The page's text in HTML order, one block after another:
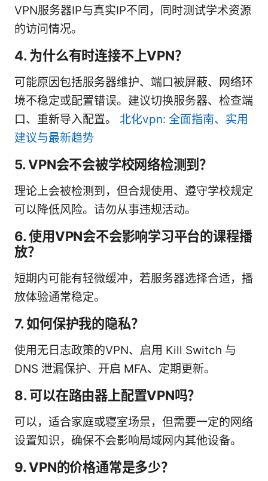
VPN服务器IP与真实IP不同，同时测试学术资源
的访问情况。
4. 为什么有时连接不上VPN？
可能原因包括服务器维护、端口被屏蔽、网络环
境不稳定或配置错误。建议切换服务器、检查端
口、重新导入配置。 北化vpn: 全面指南、实用
建议与最新趋势
5. VPN会不会被学校网络检测到？
理论上会被检测到，但合规使用、遵守学校规定
可以降低风险。请勿从事违规活动。
6. 使用VPN会不会影响学习平台的课程播
放？
短期内可能有轻微缓冲，若服务器选择合适，播
放体验通常稳定。
7. 如何保护我的隐私？
使用无日志政策的VPN、启用 Kill Switch 与
DNS 泄漏保护、开启 MFA、定期更新。
8. 可以在路由器上配置VPN吗？
可以，适合家庭或寝室场景，但需要一定的网络
设置知识，确保不会影响局域网内其他设备。
9. VPN的价格通常是多少？